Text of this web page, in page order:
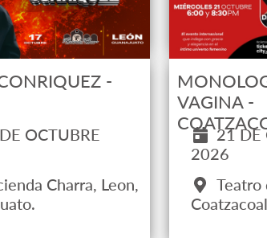
-
OCTUBRE
Charra, Leon,
VAGINA -
21 DE
2026
Teatro